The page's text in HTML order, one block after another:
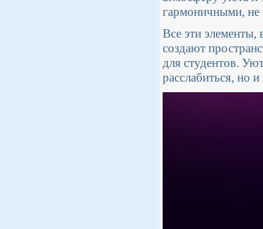
гармоничными, не
Все эти элементы,
создают
для студентов.
расслабиться, но